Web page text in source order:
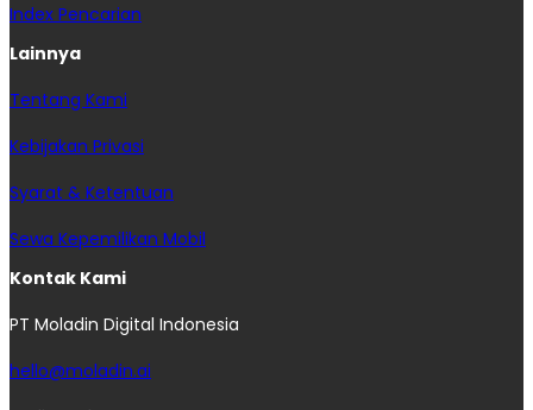
Index Pencarian
Lainnya
Tentang Kami
Kebijakan Privasi
Syarat & Ketentuan
Sewa Kepemilikan Mobil
Kontak Kami
PT Moladin Digital Indonesia
hello@moladin.ai